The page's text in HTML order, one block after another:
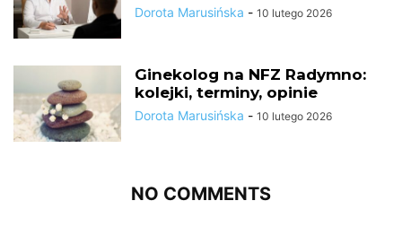
Dorota Marusińska - 10 lutego 2026
Ginekolog na NFZ Radymno:
kolejki, terminy, opinie
Dorota Marusińska - 10 lutego 2026
NO COMMENTS